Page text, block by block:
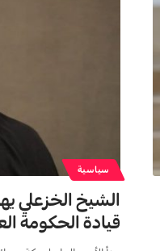
سياسية
الشيخ الخزعلي
قيادة الحكومة